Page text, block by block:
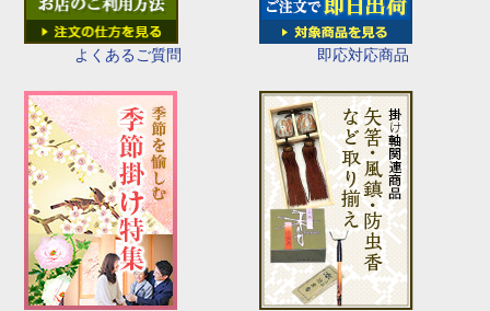
よくあるご質問 即応対応商品